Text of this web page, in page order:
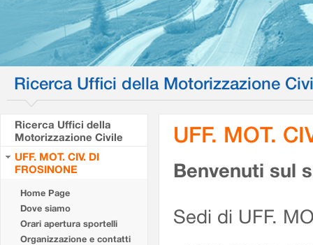
Ricerca Uffici della Motorizzazione
Ricerca Uffici della
Motorizzazione Civile
UFF. MOT. CIV. DI
FROSINONE
Home Page
Dove siamo
Orari apertura sportelli
Organizzazione e contatti
UFF. MOT.
Benvenuti sul
Sedi di UFF.